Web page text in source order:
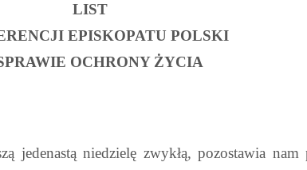
LIST
EPISKOPATU POLSKI
OCHRONY ŻYCIA
jedenastą niedzielę zwykłą, pozostawia nam